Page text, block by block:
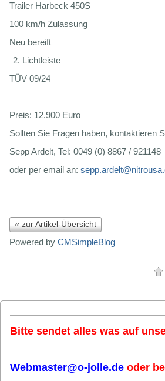
Trailer Harbeck 450S
100 km/h Zulassung
Neu bereift
Lichtleiste
TÜV 09/24
Preis: 12.900 Euro
Sollten Sie Fragen haben, kontaktieren
Sepp Ardelt, Tel: 0049 (0) 8867 / 921148
oder per email an:
« zur Artikel-Übersicht
Powered by CMSimpleBlog
Bitte sendet alles was auf
Webmaster@o-jolle.de oder